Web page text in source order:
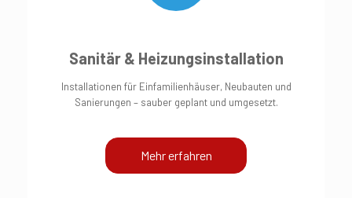
Sanitär & Heizungsinstallation
Installationen für Einfamilienhäuser, Neubauten und
Sanierungen – sauber geplant und umgesetzt.
Mehr erfahren